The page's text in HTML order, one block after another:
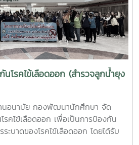
โรคไข้เลือดออก (สำรวจลูกน้ำยุง
นอนามัย กองพัฒนานักศึกษา จัด
คไข้เลือดออก เพื่อเป็นการป้องกัน
ะบาดของโรคไข้เลือดออก โดยได้รับ